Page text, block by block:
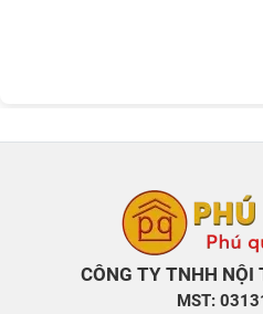
CÔNG TY TNHH NỘI
MST: